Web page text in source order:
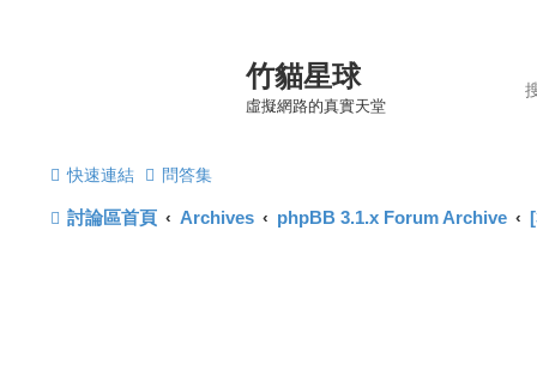
竹貓星球
虛擬網路的真實天堂
快速連結 問答集
討論區首頁 Archives phpBB 3.1.x Forum Archive